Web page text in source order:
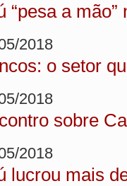
“pesa a
2018
o setor
2018
sobre
2018
lucrou mais